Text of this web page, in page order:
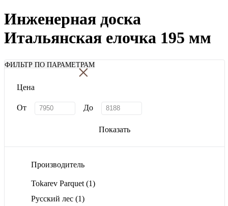
Инженерная доска
Итальянская елочка 195 мм
ФИЛЬТР ПО ПАРАМЕТРАМ
×
Цена
От До
Показать
Производитель
Tokarev Parquet (1)
Русский лес (1)